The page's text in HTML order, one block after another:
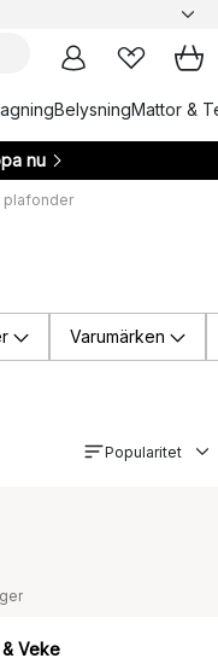
BelysningMattor &
nu
plafonder
Varumärken
Popularitet
Veke